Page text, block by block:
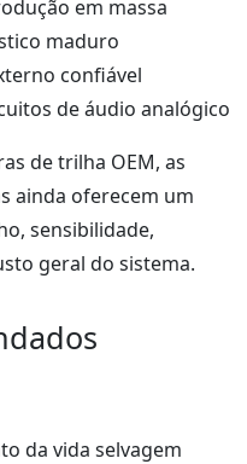
em massa
maduro
confiável
de áudio analógico
de trilha OEM, as
ainda oferecem um
sensibilidade,
geral do sistema.
da vida selvagem